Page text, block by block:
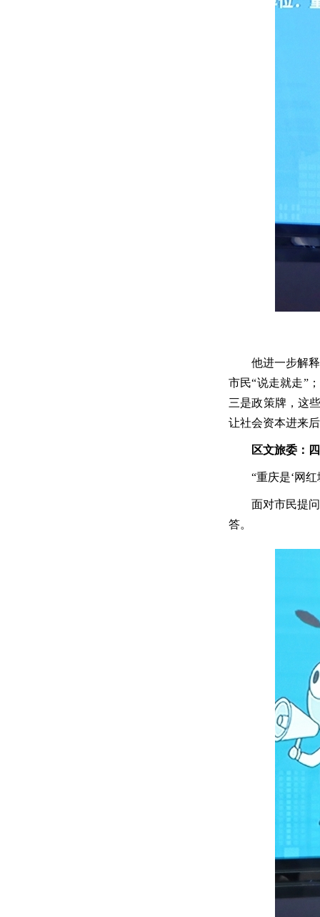
他进一步解
市民“说走就走”
三是政策牌，这
让社会资本进来
区文旅委：
“重庆是‘网
面对市民提
答。